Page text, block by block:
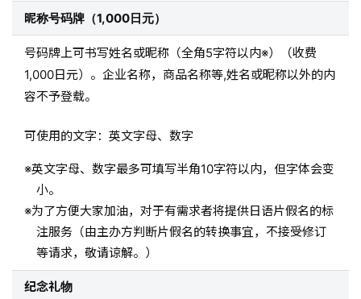
昵称号码牌（1,000日元）
号码牌上可书写姓名或昵称（全角5字符以内※）（收费
1,000日元）。企业名称，商品名称等,姓名或昵称以外的内
容不予登载。
可使用的文字：英文字母、数字
英文字母、数字最多可填写半角10字符以内，但字体会变
小。
为了方便大家加油，对于有需求者将提供日语片假名的标
注服务（由主办方判断片假名的转换事宜，不接受修订
等请求，敬请谅解。）
纪念礼物